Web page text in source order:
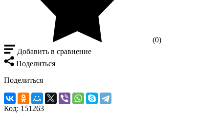
(0)
Добавить в сравнение
Поделиться
Поделиться
Код: 151263